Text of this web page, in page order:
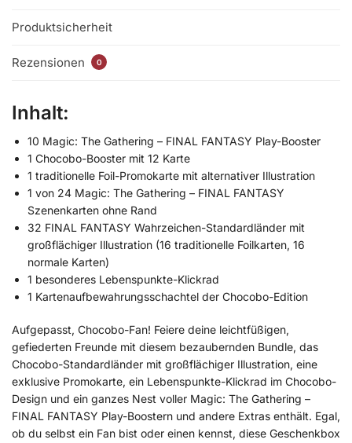
Produktsicherheit
Rezensionen 0
Inhalt:
10 Magic: The Gathering – FINAL FANTASY Play-Booster
1 Chocobo-Booster mit 12 Karte
1 traditionelle Foil-Promokarte mit alternativer Illustration
1 von 24 Magic: The Gathering – FINAL FANTASY
Szenenkarten ohne Rand
32 FINAL FANTASY Wahrzeichen-Standardländer mit
großflächiger Illustration (16 traditionelle Foilkarten, 16
normale Karten)
1 besonderes Lebenspunkte-Klickrad
1 Kartenaufbewahrungsschachtel der Chocobo-Edition
Aufgepasst, Chocobo-Fan! Feiere deine leichtfüßigen,
gefiederten Freunde mit diesem bezaubernden Bundle, das
Chocobo-Standardländer mit großflächiger Illustration, eine
exklusive Promokarte, ein Lebenspunkte-Klickrad im Chocobo-
Design und ein ganzes Nest voller Magic: The Gathering –
FINAL FANTASY Play-Boostern und andere Extras enthält. Egal,
ob du selbst ein Fan bist oder einen kennst, diese Geschenkbox